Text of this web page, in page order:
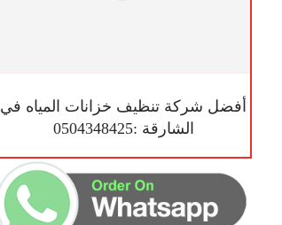
أفضل شركة تنظيف خزانات المياه في
الشارقة :0504348425